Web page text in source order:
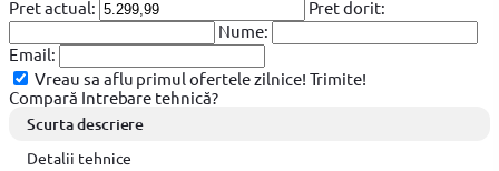
Pret actual:
Pret dorit:
Nume:
Email:
Vreau sa aflu primul ofertele zilnice! Trimite!
Compară Intrebare tehnică?
Scurta descriere
Detalii tehnice